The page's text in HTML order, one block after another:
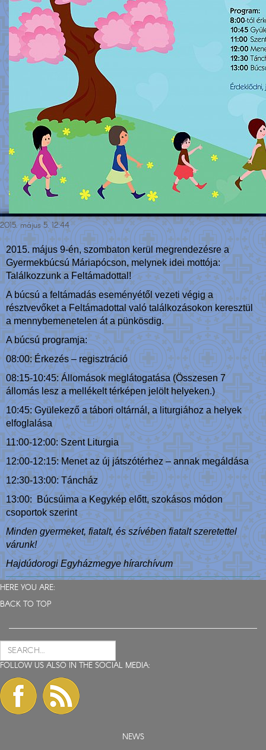
2015. május 5. 12:44
2015. május 9-én, szombaton kerül megrendezésre a
Gyermekbúcsú Máriapócson, melynek idei mottója:
Találkozzunk a Feltámadottal!
A búcsú a feltámadás eseményétől vezeti végig a
résztvevőket a Feltámadottal való találkozásokon keresztül
a mennybemenetelen át a pünkösdig.
A búcsú programja:
08:00: Érkezés – regisztráció
08:15-10:45: Állomások meglátogatása (Összesen 7
állomás lesz a mellékelt térképen jelölt helyeken.)
10:45: Gyülekező a tábori oltárnál, a liturgiához a helyek
elfoglalása
11:00-12:00: Szent Liturgia
12:00-12:15: Menet az új játszótérhez – annak megáldása
12:30-13:00: Táncház
13:00: Búcsúima a Kegykép előtt, szokásos módon
csoportok szerint
Minden gyermeket, fiatalt, és szívében fiatalt szeretettel
várunk!
Hajdúdorogi Egyházmegye hírarchívum
HERE YOU ARE:
BACK TO TOP
FOLLOW US ALSO IN THE SOCIAL MEDIA:
NEWS